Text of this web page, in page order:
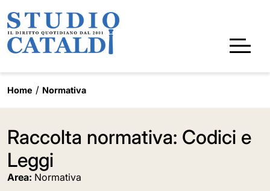
Home Normativa
Raccolta normativa: Codici e
Leggi
Area: Normativa